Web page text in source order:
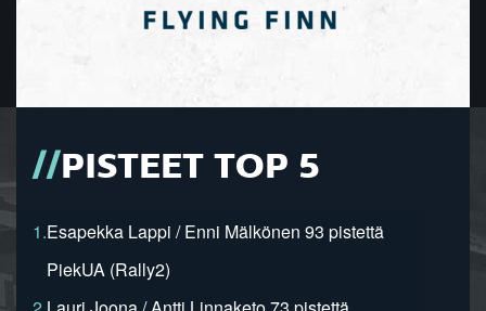
PISTEET TOP 5
1.Esapekka Lappi / Enni Mälkönen 93 pistettä
PiekUA (Rally2)